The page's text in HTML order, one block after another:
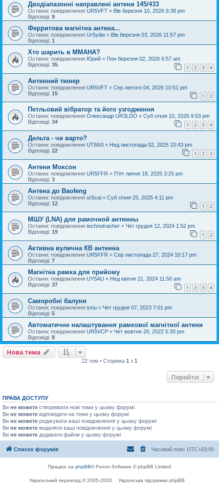
Дводіапазонні направлені антени 145/433
Останнє повідомлення UR5VFT « Вів березня 10, 2026 9:38 pm
Відповіді: 9
Ферритова магнітна антена...
Останнє повідомлення Ur5ydw « Вів березня 03, 2026 11:57 pm
Відповіді: 1
Хто шарить в ММАНА?
Останнє повідомлення Юрий « Пон березня 02, 2026 6:57 am
Відповіді: 35 1 2 3 4
Антенний тюнер
Останнє повідомлення UR5VFT « Сер лютого 04, 2026 10:51 pm
Відповіді: 15 1 2
Петльовий вібратор та його узгодження
Останнє повідомлення Oлександр UR3LDO « Суб січня 10, 2026 9:53 pm
Відповіді: 34 1 2 3 4
Дельта - чи варто?
Останнє повідомлення UT8AS « Нед листопада 02, 2025 10:43 pm
Відповіді: 22 1 2 3
Антени Моксон
Останнє повідомлення UR5FFR « П'ят липня 18, 2025 3:25 pm
Відповіді: 3
Антена до Baofeng
Останнє повідомлення ur5cai « Суб січня 25, 2025 4:11 pm
Відповіді: 12 1 2
МШУ (LNA) для рамочной антенны
Останнє повідомлення technotrasher « Чет грудня 12, 2024 1:52 pm
Відповіді: 19 1 2
Активна вулична КВ антенна
Останнє повідомлення UR5FFR « Сер листопада 27, 2024 10:17 pm
Відповіді: 7
Магнітна рамка для прийому
Останнє повідомлення UY5AU « Нед квітня 21, 2024 11:50 am
Відповіді: 37 1 2 3 4
Саморобні балуни
Останнє повідомлення smu « Чет грудня 07, 2023 7:01 pm
Відповіді: 5
Автоматичне налаштування рамкової магнітної антени
Останнє повідомлення UR5VCP « Чет жовтня 20, 2022 5:30 pm
Відповіді: 8
Нова тема
22 тем • Сторінка 1 з 1
Перейти
ПРАВА ДОСТУПУ
Ви не можете створювати нові теми у цьому форумі
Ви не можете відповідати на теми у цьому форумі
Ви не можете редагувати ваші повідомлення у цьому форумі
Ви не можете видаляти ваші повідомлення у цьому форумі
Ви не можете додавати файли у цьому форумі
Список форумів Часовий пояс UTC+03:00
Працює на phpBB® Forum Software © phpBB Limited
Український переклад © 2005-2020 Українська підтримка phpBB